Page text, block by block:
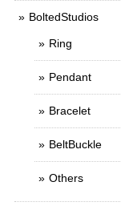
BoltedStudios
Ring
Pendant
Bracelet
BeltBuckle
Others